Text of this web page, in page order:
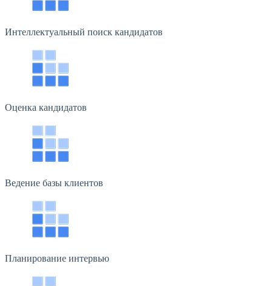
Интеллектуальный поиск кандидатов
Оценка кандидатов
Ведение базы клиентов
Планирование интервью